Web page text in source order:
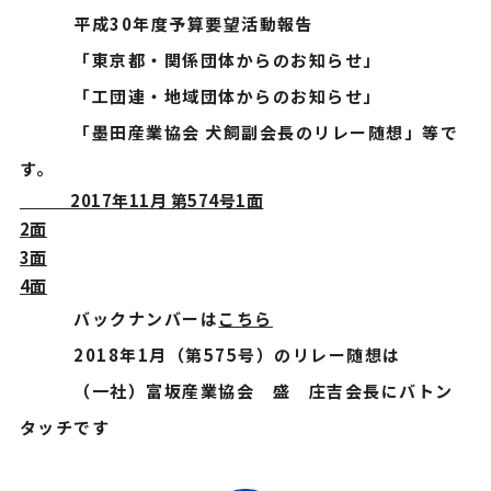
平成30年度予算要望活動報告
「東京都・関係団体からのお知らせ」
「工団連・地域団体からのお知らせ」
「墨田産業協会 犬飼副会長のリレー随想」等で
す。
2017年11月 第574号1面
2面
3面
4面
バックナンバーはこちら
2018年1月（第575号）のリレー随想は
（一社）富坂産業協会 盛 庄吉会長にバトン
タッチです